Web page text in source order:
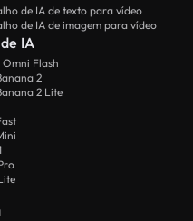
de IA de texto para vídeo
de IA de imagem para vídeo
IA
Flash
2
2 Lite